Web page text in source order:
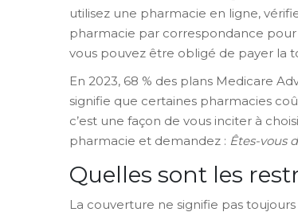
utilisez une pharmacie en ligne,
pharmacie par correspondance pour
vous pouvez être obligé de payer la
En 2023, 68 % des plans Medicare
signifie que certaines pharmacies
c’est une façon de vous inciter à
pharmacie et demandez : Êtes-vous
Quelles sont les
La couverture ne signifie pas